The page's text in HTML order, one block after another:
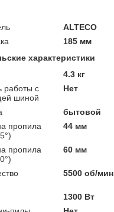
ALTECO
185 мм
характеристики
4.3 кг
работы с
шиной
Нет
бытовой
пропила
44 мм
пропила
60 мм
5500 об/мин
1300 Вт